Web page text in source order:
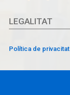
LEGALITAT
Política de privacitat